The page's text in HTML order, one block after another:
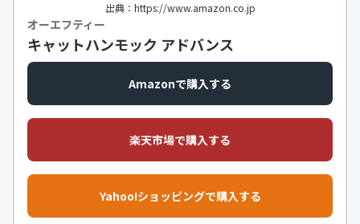
出典：https://www.amazon.co.jp
オーエフティー
キャットハンモック アドバンス
Amazonで購入する
楽天市場で購入する
Yahoo!ショッピングで購入する